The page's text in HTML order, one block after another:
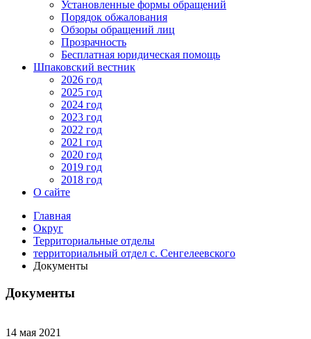
Установленные формы обращений
Порядок обжалования
Обзоры обращений лиц
Прозрачность
Бесплатная юридическая помощь
Шпаковский вестник
2026 год
2025 год
2024 год
2023 год
2022 год
2021 год
2020 год
2019 год
2018 год
О сайте
Главная
Округ
Территориальные отделы
территориальный отдел с. Сенгелеевского
Документы
Документы
14 мая 2021